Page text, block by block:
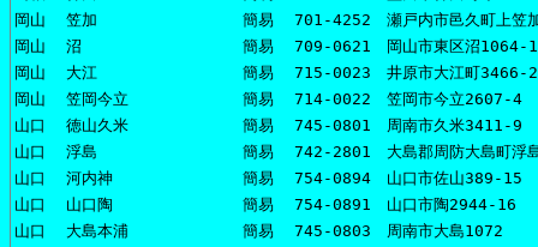
岡山
笠加 簡易
701-4252 瀬戸内市邑久町上笠
岡山
沼 簡易
709-0621 岡山市東区沼1064-1
岡山
大江 簡易
715-0023 井原市大江町3466-2
岡山
笠岡今立 簡易
714-0022 笠岡市今立2607-4
山口
徳山久米 簡易
745-0801 周南市久米3411-9
山口
浮島 簡易
742-2801 大島郡周防大島町浮
山口
河内神 簡易
754-0894 山口市佐山389-15
山口
山口陶 簡易
754-0891 山口市陶2944-16
山口
大島本浦 簡易
745-0803 周南市大島1072